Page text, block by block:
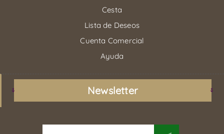
Cesta
Lista de Deseos
Cuenta Comercial
Ayuda
Newsletter